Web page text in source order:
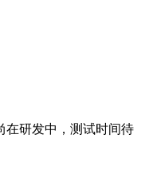
在研发中，测试时间待